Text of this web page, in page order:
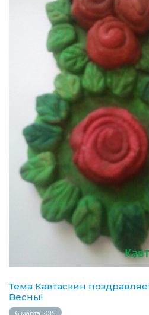
Тема Кавтаскин
Весны!
6 марта 2015